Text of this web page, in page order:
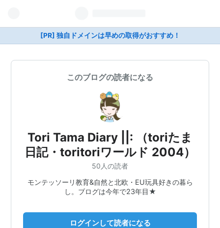
[PR] 独自ドメインは早めの取得がおすすめ！
このブログの読者になる
Tori Tama Diary ||: （toriたま
日記・toritoriワールド 2004）
50人の読者
モンテッソーリ教育&自然と北欧・EU玩具好きの暮ら
し。ブログは今年で23年目★
ログインして読者になる